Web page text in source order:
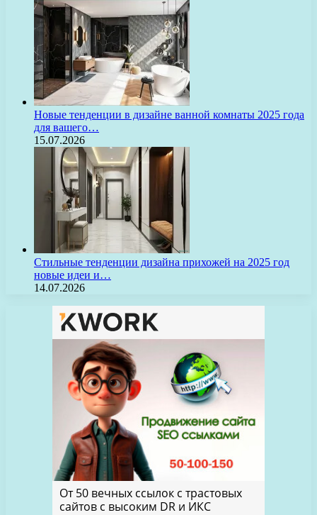
Новые тенденции в дизайне ванной комнаты 2025 года
для вашего…
15.07.2026
Стильные тенденции дизайна прихожей на 2025 год
новые идеи и…
14.07.2026